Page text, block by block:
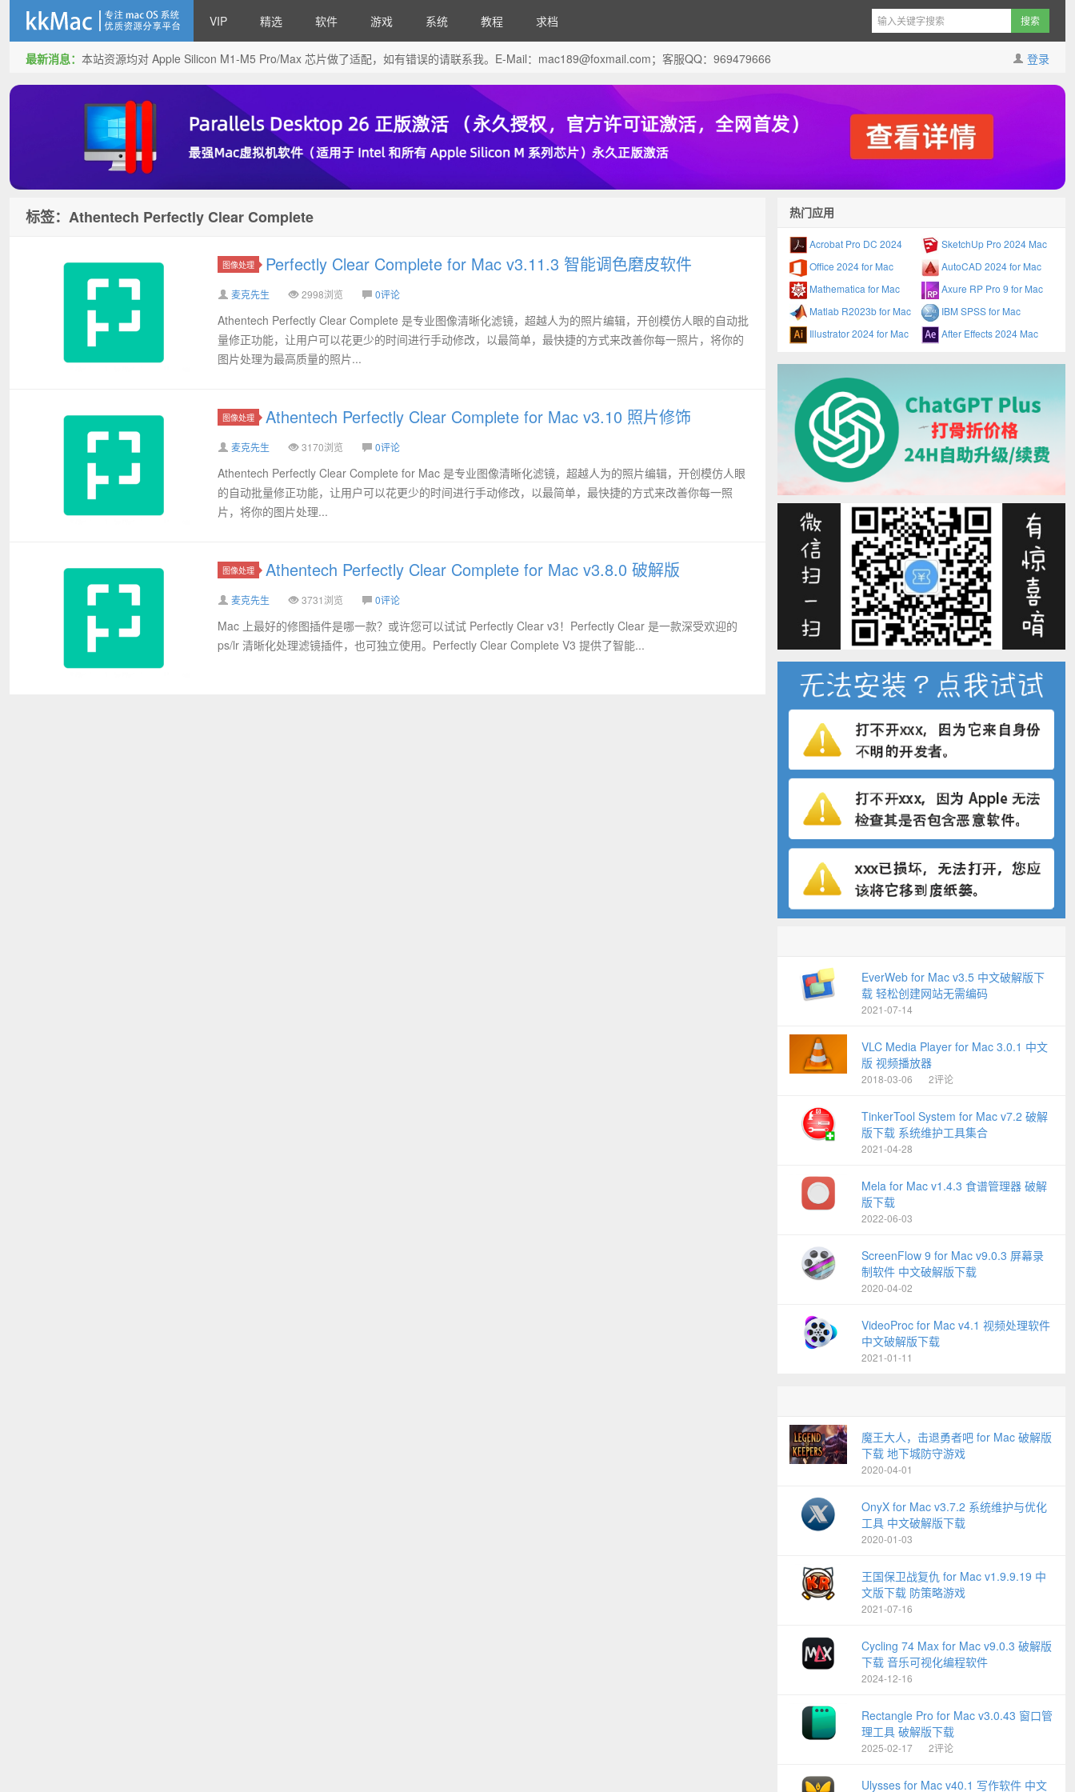
kkMac
VIP 精选 软件 游戏 系统 教程 求档
登录
最新消息： 本站资源均对 Apple Silicon M1-M5 Pro/Max 芯片做了适配，如有错误的请联系我。E-Mail： mac189@foxmail.com；客服QQ：969479666
标签：Athentech Perfectly Clear Complete
图像处理 Perfectly Clear Complete for Mac v3.11.3 智能调色磨皮软件
麦克先生 2998浏览 0评论
Athentech Perfectly Clear Complete 是专业图像清晰化滤镜，超越人为的照片编辑，开创模仿人眼的自动批
量修正功能，让用户可以花更少的时间进行手动修改，以最简单，最快捷的方式来改善你每一照片，将你的
图片处理为最高质量的照片...
图像处理 Athentech Perfectly Clear Complete for Mac v3.10 照片修饰
麦克先生 3170浏览 0评论
Athentech Perfectly Clear Complete for Mac 是专业图像清晰化滤镜，超越人为的照片编辑，开创模仿人眼
的自动批量修正功能，让用户可以花更少的时间进行手动修改，以最简单，最快捷的方式来改善你每一照
片，将你的图片处理...
图像处理 Athentech Perfectly Clear Complete for Mac v3.8.0 破解版
麦克先生 3731浏览 0评论
Mac 上最好的修图插件是哪一款？或许您可以试试 Perfectly Clear v3！Perfectly Clear 是一款深受欢迎的
ps/lr 清晰化处理滤镜插件，也可独立使用。Perfectly Clear Complete V3 提供了智能...
热门应用
Acrobat Pro DC 2024
SketchUp Pro 2024 Mac
Office 2024 for Mac
AutoCAD 2024 for Mac
Mathematica for Mac
Axure RP Pro 9 for Mac
Matlab R2023b for Mac
IBM SPSS for Mac
Illustrator 2024 for Mac
After Effects 2024 Mac
EverWeb for Mac v3.5 中文破解版下
载 轻松创建网站无需编码
2021-07-14
VLC Media Player for Mac 3.0.1 中文
版 视频播放器
2018-03-06 2评论
TinkerTool System for Mac v7.2 破解
版下载 系统维护工具集合
2021-04-28
Mela for Mac v1.4.3 食谱管理器 破解
版下载
2022-06-03
ScreenFlow 9 for Mac v9.0.3 屏幕录
制软件 中文破解版下载
2020-04-02
VideoProc for Mac v4.1 视频处理软件
中文破解版下载
2021-01-11
魔王大人，击退勇者吧 for Mac 破解版
下载 地下城防守游戏
2020-04-01
OnyX for Mac v3.7.2 系统维护与优化
工具 中文破解版下载
2020-01-03
王国保卫战复仇 for Mac v1.9.9.19 中
文版下载 防策略游戏
2021-07-16
Cycling 74 Max for Mac v9.0.3 破解版
下载 音乐可视化编程软件
2024-12-16
Rectangle Pro for Mac v3.0.43 窗口管
理工具 破解版下载
2025-02-17 2评论
Ulysses for Mac v40.1 写作软件 中文